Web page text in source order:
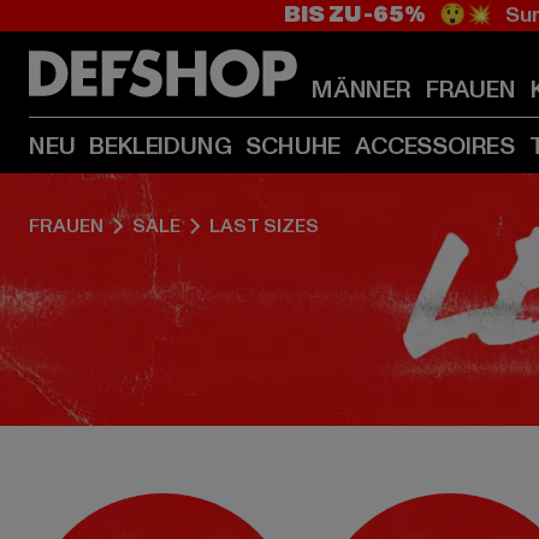
BIS ZU -65% 😲💥
MÄNNER FRAUEN
NEU BEKLEIDUNG SCHUHE ACCESSOIRES
FRAUEN SALE LAST SIZES